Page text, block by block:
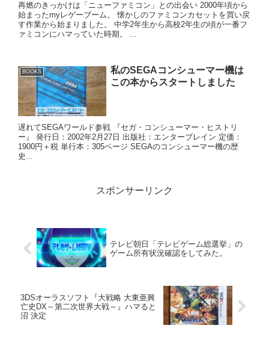
再燃のきっかけは「ニューファミコン」との出会い 2000年頃から
始まったmyレゲーブーム。 懐かしのファミコンカセットを買い戻
す作業から始まりました。 中学2年生から高校2年生の頃が一番フ
ァミコンにハマっていた時期。 ...
BOOKS
私のSEGAコンシューマー機は
この本からスタートしました
遅れてSEGAワールド参戦 『セガ・コンシューマー・ヒストリ
ー』 発行日：2002年2月27日 出版社：エンターブレイン 定価：
1900円＋税 単行本：305ベージ SEGAのコンシューマー機の歴
史...
スポンサーリンク
テレビ朝日「テレビゲーム総選挙」の
ゲーム所有状況確認をしてみた。
3DSオーラスソフト『大戦略 大東亜興
亡史DX～第二次世界大戦～』ハマると
沼 決定